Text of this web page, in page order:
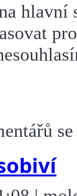
hlavní